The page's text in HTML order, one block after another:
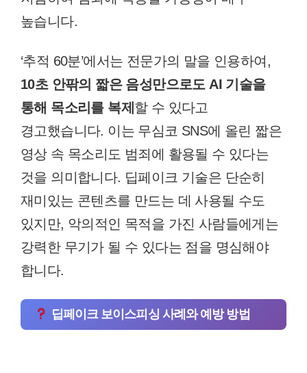
높습니다.
‘추적 60분’에서는 전문가의 말을 인용하여,
10초 안팎의 짧은 음성만으로도 AI 기술을
통해 목소리를 복제 할 수 있다고
경고했습니다. 이는 무심코 SNS에 올린 짧은
영상 속 목소리도 범죄에 활용될 수 있다는
것을 의미합니다. 딥페이크 기술은 단순히
재미있는 콘텐츠를 만드는 데 사용될 수도
있지만, 악의적인 목적을 가진 사람들에게는
강력한 무기가 될 수 있다는 점을 명심해야
합니다.
딥페이크 보이스피싱 사례와 예방 방법